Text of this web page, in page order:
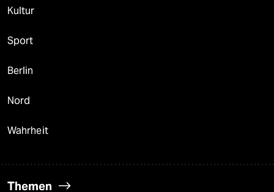
Kultur
Sport
Berlin
Nord
Wahrheit
Themen